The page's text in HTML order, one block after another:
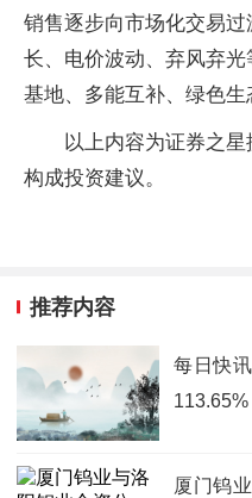
销售逐步向市场化交易
长、电价波动、弃风弃
基地、多能互补、绿色生
以上内容为证券之
构成投资建议。
推荐内容
每日快
厦门钨